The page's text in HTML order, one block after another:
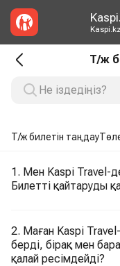
Т/ж
Т/ж билетін таңдау
1. Мен Kaspi Travel-
Билетті қайтаруды
2. Маған Kaspi
берді, бірақ мен
қалай ресімдейді?